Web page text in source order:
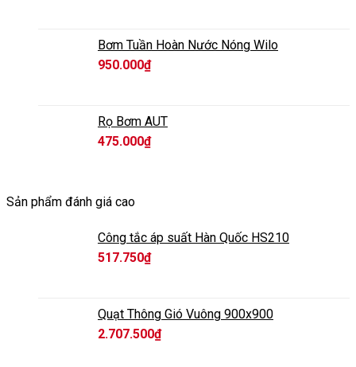
Bơm Tuần Hoàn Nước Nóng Wilo
950.000₫
Rọ Bơm AUT
475.000₫
Sản phẩm đánh giá cao
Công tắc áp suất Hàn Quốc HS210
517.750₫
Quạt Thông Gió Vuông 900x900
2.707.500₫